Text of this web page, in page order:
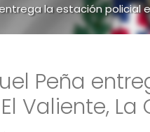
la estación policial
Peña
Valiente, La